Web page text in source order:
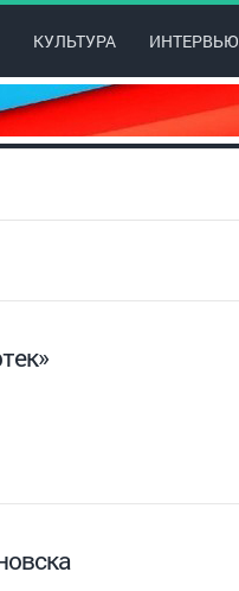
КУЛЬТУРА ИНТЕРВЬЮ